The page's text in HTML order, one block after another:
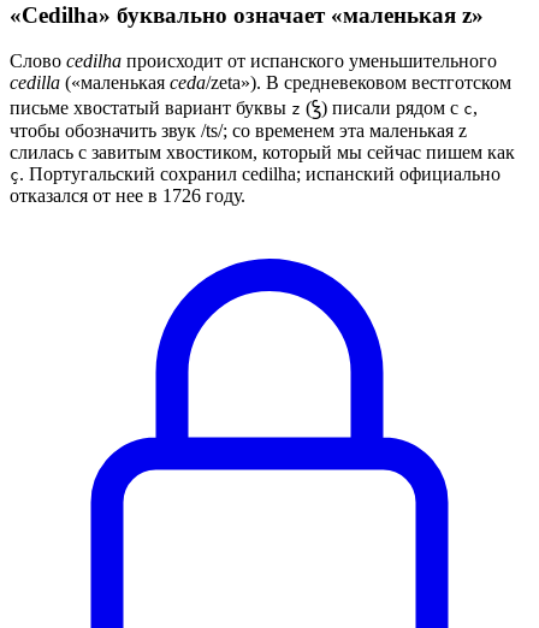
«Cedilha» буквально означает «маленькая z»
Слово cedilha происходит от испанского уменьшительного
cedilla («маленькая ceda/zeta»). В средневековом вестготском
письме хвостатый вариант буквы z (ꝣ) писали рядом с c,
чтобы обозначить звук /ts/; со временем эта маленькая z
слилась с завитым хвостиком, который мы сейчас пишем как
ç. Португальский сохранил cedilha; испанский официально
отказался от нее в 1726 году.